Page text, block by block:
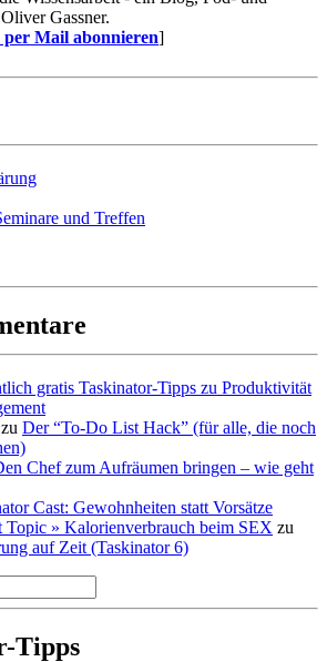
Gassner.
per Mail abonnieren]
und Treffen
gratis Taskinator-Tipps zu Produktivität
Der “To-Do List Hack” (für alle, die noch
Chef zum Aufräumen bringen – wie geht
Cast: Gewohnheiten statt Vorsätze
Topic » Kalorienverbrauch beim SEX zu
auf Zeit (Taskinator 6)
Tipps